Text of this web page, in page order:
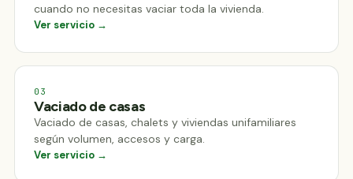
cuando no necesitas vaciar toda la vivienda.
Ver servicio →
03
Vaciado de casas
Vaciado de casas, chalets y viviendas unifamiliares
según volumen, accesos y carga.
Ver servicio →